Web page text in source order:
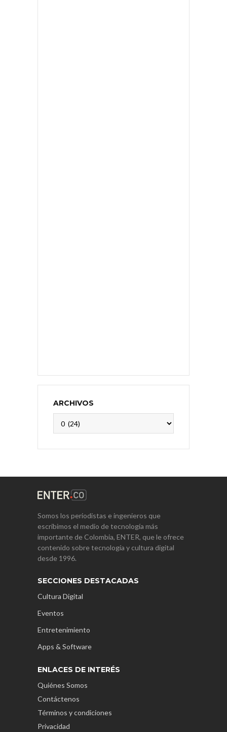
ARCHIVOS
Somos los periodistas e ingenieros que
escribimos el medio de tecnología más
importante de Colombia, ENTER, que le ofrece
contenido sobre tecnología y cultura digital
desde 1996.
SECCIONES DESTACADAS
Cultura Digital
Eventos
Entretenimiento
Apps & Software
ENLACES DE INTERÉS
Quiénes Somos
Contáctenos
Términos y condiciones
Privacidad